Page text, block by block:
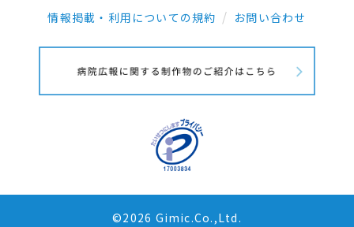
情報掲載・利用についての規約
お問い合わせ
©2026 Gimic.Co.,Ltd.